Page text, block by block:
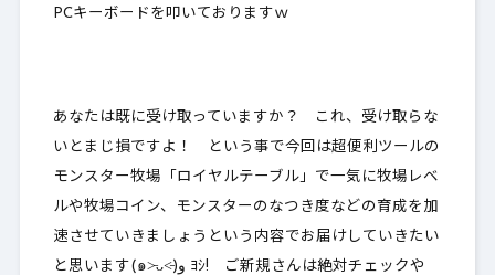
PCキーボードを叩いておりますｗ
あなたは既に受け取っていますか？ これ、受け取らな
いとまじ損ですよ！ という事で今回は超便利ツールの
モンスター牧場「ロイヤルテーブル」で一気に牧場レベ
ルや牧場コイン、モンスターのなつき度などの育成を加
速させていきましょうという内容でお届けしていきたい
と思います(๑˃̵ᴗ˂̵)و ﾖｼ! ご新規さんは絶対チェックや